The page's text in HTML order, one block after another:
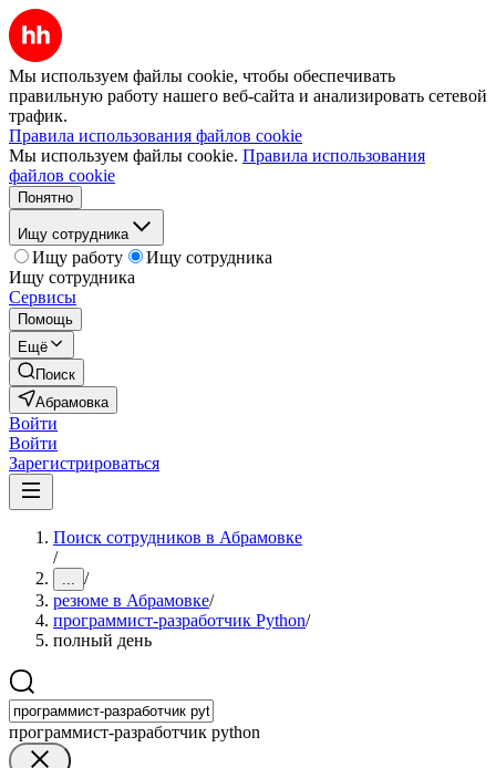
Мы используем файлы cookie, чтобы обеспечивать
правильную работу нашего веб-сайта и анализировать сетевой
трафик.
Правила использования файлов cookie
Мы используем файлы cookie. Правила использования
файлов cookie
Понятно
Ищу сотрудника
Ищу работу
Ищу сотрудника
Ищу сотрудника
Сервисы
Помощь
Ещё
Поиск
Абрамовка
Войти
Войти
Зарегистрироваться
Поиск сотрудников в Абрамовке
/
... /
резюме в Абрамовке/
программист-разработчик Python/
полный день
программист-разработчик python